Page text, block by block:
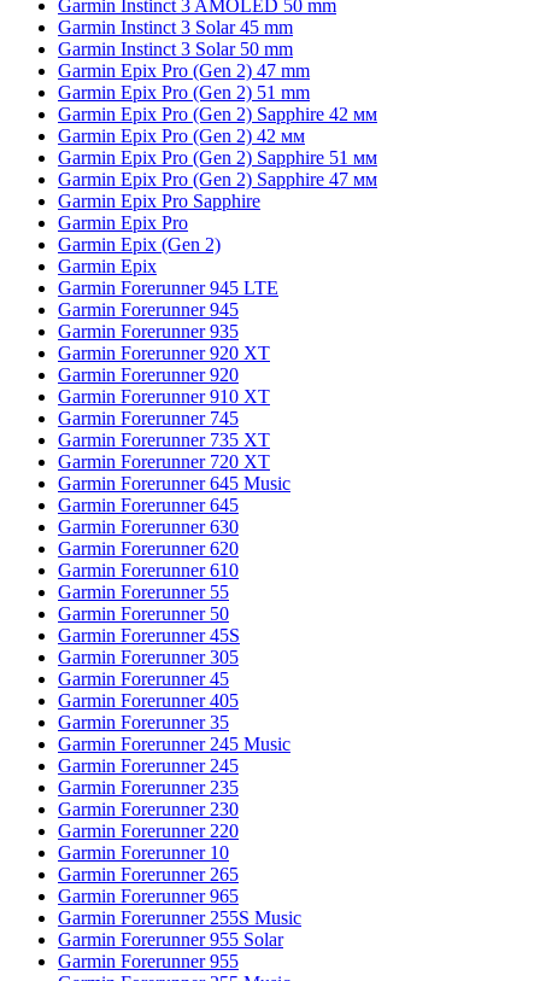
Garmin Instinct 3 AMOLED 50 mm
Garmin Instinct 3 Solar 45 mm
Garmin Instinct 3 Solar 50 mm
Garmin Epix Pro (Gen 2) 47 mm
Garmin Epix Pro (Gen 2) 51 mm
Garmin Epix Pro (Gen 2) Sapphire 42 мм
Garmin Epix Pro (Gen 2) 42 мм
Garmin Epix Pro (Gen 2) Sapphire 51 мм
Garmin Epix Pro (Gen 2) Sapphire 47 мм
Garmin Epix Pro Sapphire
Garmin Epix Pro
Garmin Epix (Gen 2)
Garmin Epix
Garmin Forerunner 945 LTE
Garmin Forerunner 945
Garmin Forerunner 935
Garmin Forerunner 920 XT
Garmin Forerunner 920
Garmin Forerunner 910 XT
Garmin Forerunner 745
Garmin Forerunner 735 XT
Garmin Forerunner 720 XT
Garmin Forerunner 645 Music
Garmin Forerunner 645
Garmin Forerunner 630
Garmin Forerunner 620
Garmin Forerunner 610
Garmin Forerunner 55
Garmin Forerunner 50
Garmin Forerunner 45S
Garmin Forerunner 305
Garmin Forerunner 45
Garmin Forerunner 405
Garmin Forerunner 35
Garmin Forerunner 245 Music
Garmin Forerunner 245
Garmin Forerunner 235
Garmin Forerunner 230
Garmin Forerunner 220
Garmin Forerunner 10
Garmin Forerunner 265
Garmin Forerunner 965
Garmin Forerunner 255S Music
Garmin Forerunner 955 Solar
Garmin Forerunner 955